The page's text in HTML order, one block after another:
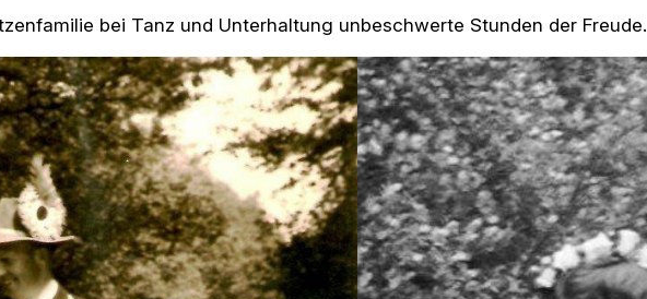
bei Tanz und Unterhaltung unbeschwerte Stunden der Freude.